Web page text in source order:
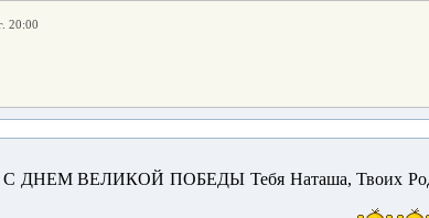
20:00
С ДНЕМ ВЕЛИКОЙ ПОБЕДЫ Тебя Наташа, Твоих